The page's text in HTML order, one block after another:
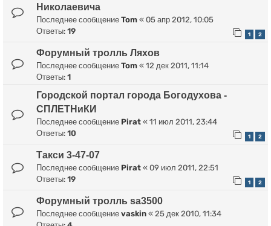
Николаевича
Последнее сообщение Tom « 05 апр 2012, 10:05
Ответы: 19 1 2
Форумный тролль Ляхов
Последнее сообщение Tom « 12 дек 2011, 11:14
Ответы: 1
Городской портал города Богодухова -
СПЛЕТНиКИ
Последнее сообщение Pirat « 11 июл 2011, 23:44
Ответы: 10 1 2
Такси 3-47-07
Последнее сообщение Pirat « 09 июл 2011, 22:51
Ответы: 19 1 2
Форумный тролль sa3500
Последнее сообщение vaskin « 25 дек 2010, 11:34